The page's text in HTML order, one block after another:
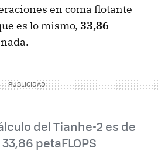
en coma flotante
es lo mismo, 33,86
del Tianhe-2 es de
petaFLOPS